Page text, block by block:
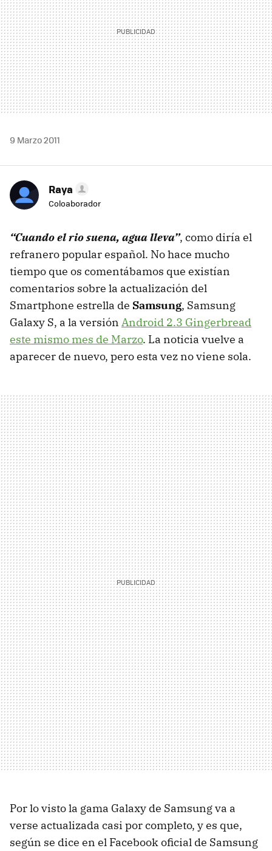
9 Marzo 2011
Raya
Coloaborador
“Cuando el rio suena, agua lleva”, como diría el
refranero popular español. No hace mucho
tiempo que os comentábamos que existían
comentarios sobre la actualización del
Smartphone estrella de Samsung, Samsung
Galaxy S, a la versión Android 2.3 Gingerbread
este mismo mes de Marzo. La noticia vuelve a
aparecer de nuevo, pero esta vez no viene sola.
Por lo visto la gama Galaxy de Samsung va a
verse actualizada casi por completo, y es que,
según se dice en el Facebook oficial de Samsung